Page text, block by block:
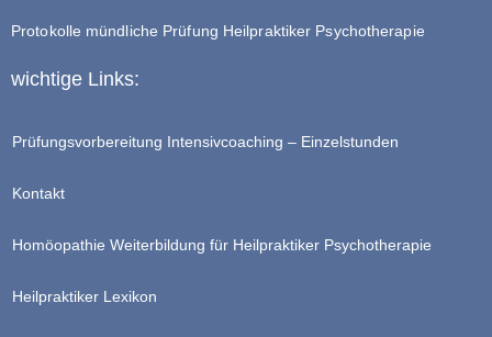
Protokolle mündliche Prüfung Heilpraktiker Psychotherapie
wichtige Links:
Prüfungsvorbereitung Intensivcoaching – Einzelstunden
Kontakt
Homöopathie Weiterbildung für Heilpraktiker Psychotherapie
Heilpraktiker Lexikon